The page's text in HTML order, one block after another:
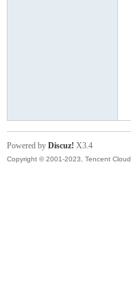
Powered by Discuz! X3.4
Copyright © 2001-2023, Tencent Cloud.